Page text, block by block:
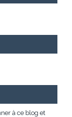
à ce blog et